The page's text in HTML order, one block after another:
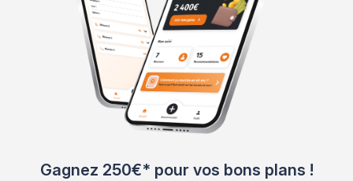
Gagnez 250€* pour vos bons plans !